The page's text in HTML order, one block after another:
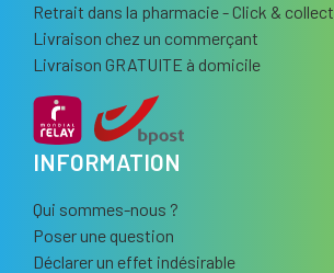
Retrait dans la pharmacie - Click & collect
Livraison chez un commerçant
Livraison GRATUITE à domicile
INFORMATION
Qui sommes-nous ?
Poser une question
Déclarer un effet indésirable